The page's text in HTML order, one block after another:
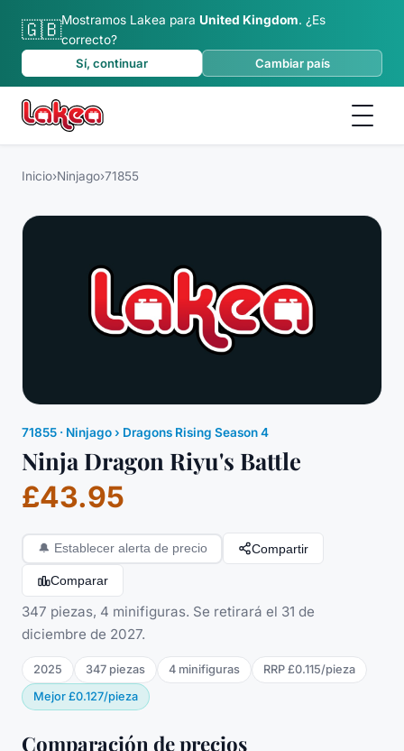
🇬🇧Mostramos Lakea para United Kingdom. ¿Es
correcto?
Sí, continuar
Cambiar país
Inicio›Ninjago›71855
71855 · Ninjago› Dragons Rising Season 4
Ninja Dragon Riyu's Battle
£43.95
🔔 Establecer alerta de precio Compartir
Comparar
347 piezas, 4 minifiguras. Se retirará el 31 de
diciembre de 2027.
2025 347 piezas 4 minifiguras RRP £0.115/pieza
Mejor £0.127/pieza
Comparación de precios